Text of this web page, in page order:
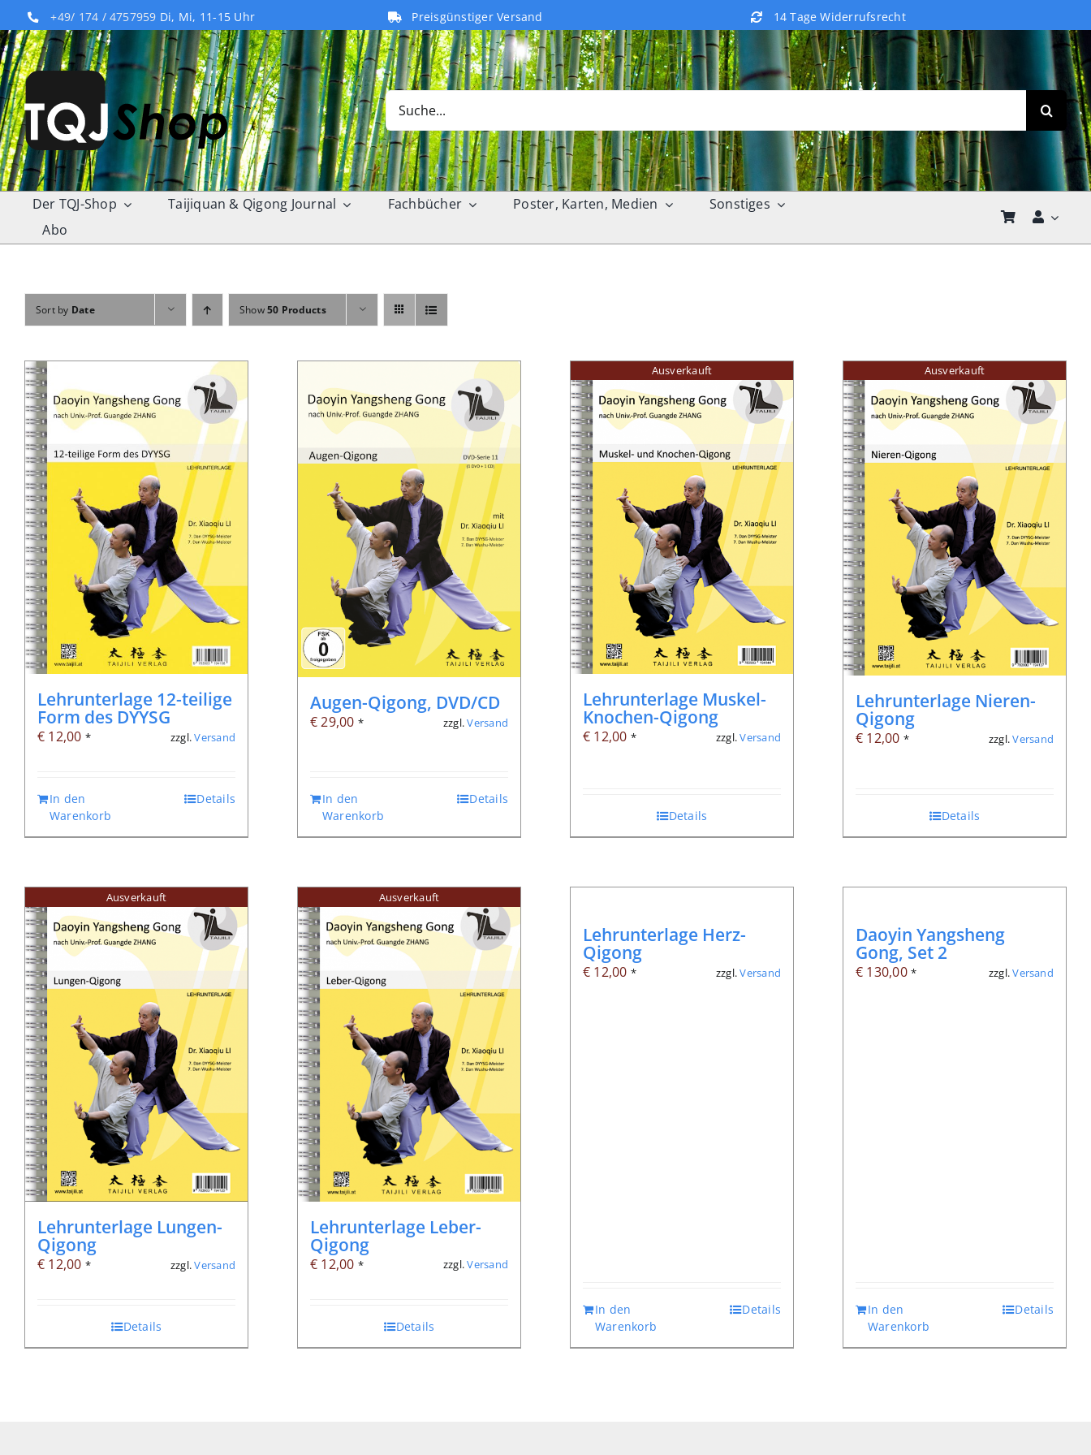
to
content
+49/ 174 / 4757959 Di, Mi, 11-15 Uhr Preisgünstiger Versand 14 Tage Widerrufsrecht
Search
for:
Der TQJ-Shop Taijiquan & Qigong Journal Fachbücher Poster, Karten, Medien
Sonstiges
Abo
Sort by Date Show50 Products
Lehrunterlage 12-teilige
Form des DYYSG
€ 12,00 * zzgl.Versand
In den
Warenkorb
Details
Augen-Qigong, DVD/CD
€29,00 * zzgl.Versand
In den
Warenkorb
Details
Ausverkauft
Lehrunterlage Muskel-
Knochen-Qigong
€ 12,00 * zzgl.Versand
Details
Ausverkauft
Lehrunterlage Nieren-
Qigong
€ 12,00 * zzgl.Versand
Details
Ausverkauft
Lehrunterlage Lungen-
Qigong
€ 12,00 * zzgl.Versand
Details
Ausverkauft
Lehrunterlage Leber-
Qigong
€ 12,00 * zzgl.Versand
Details
Lehrunterlage Herz-
Qigong
€ 12,00 * zzgl.Versand
In den
Warenkorb
Details
Daoyin Yangsheng
Gong, Set 2
€ 130,00 * zzgl.Versand
In den
Warenkorb
Details